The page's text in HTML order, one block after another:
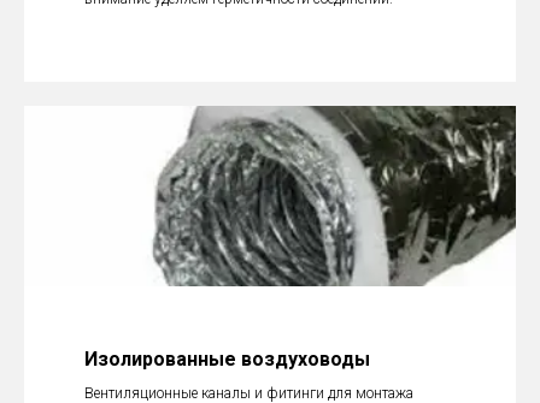
Изолированные воздуховоды
Вентиляционные каналы и фитинги для монтажа